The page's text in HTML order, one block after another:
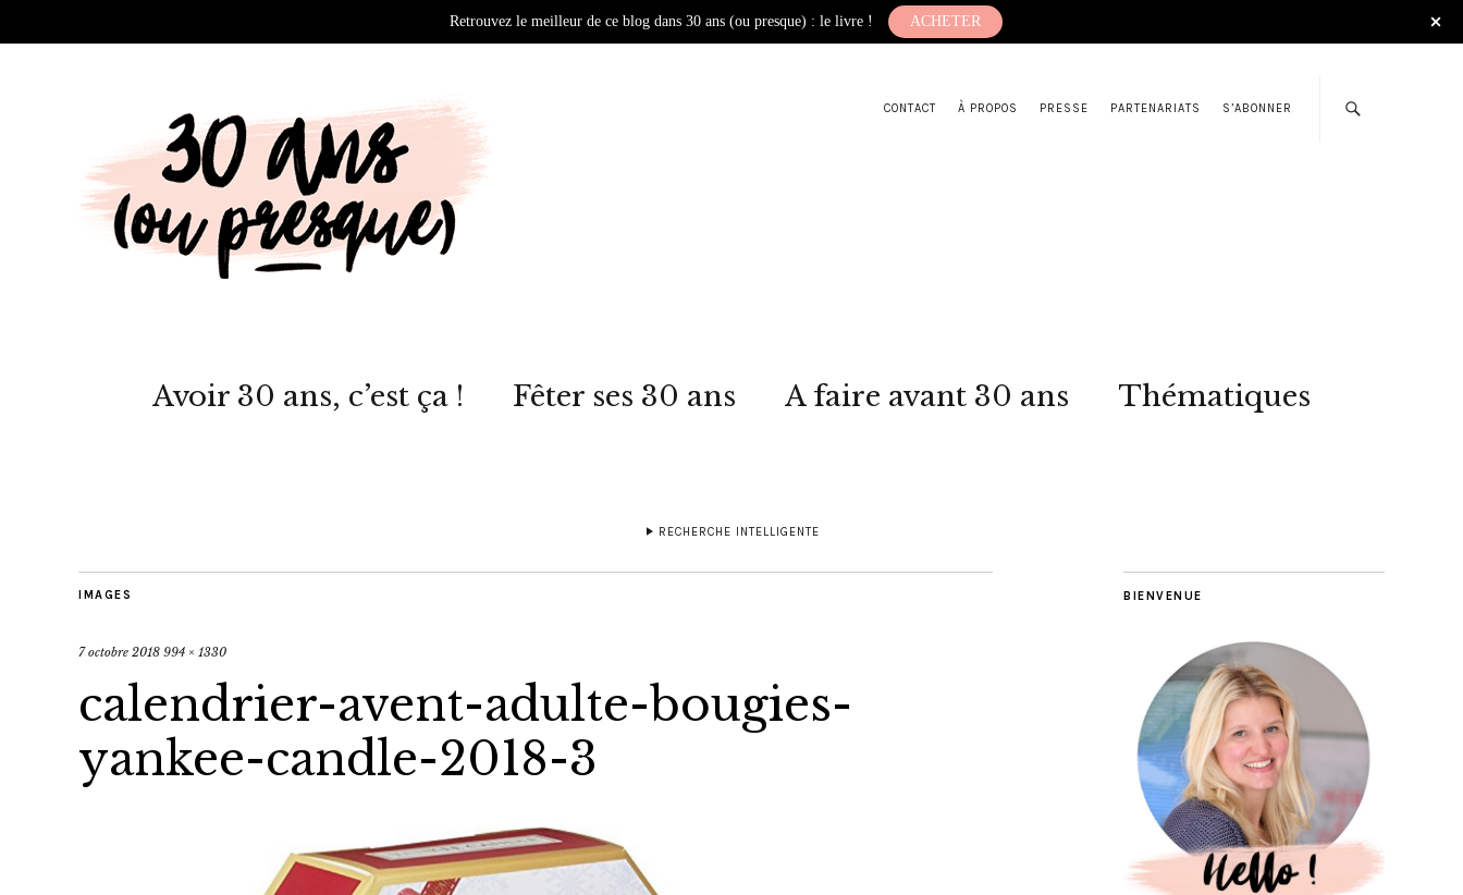
CONTACT À PROPOS PRESSE PARTENARIATS S’ABONNER
Avoir 30 ans, c’est ça ! Fêter ses 30 ans A faire avant 30 ans Thématiques
RECHERCHE INTELLIGENTE
IMAGES
7 octobre 2018 994 × 1330
calendrier-avent-adulte-bougies-
yankee-candle-2018-3
BIENVENUE
Retrouvez le meilleur de ce blog dans 30 ans (ou presque) : le livre ! ACHETER